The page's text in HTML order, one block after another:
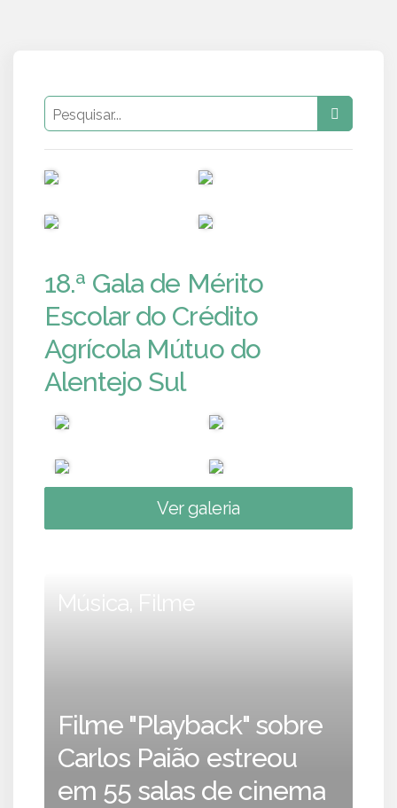
18.ª Gala de Mérito
Escolar do Crédito
Agrícola Mútuo do
Alentejo Sul
Ver galeria
Música, Filme
Filme "Playback" sobre
Carlos Paião estreou
em 55 salas de cinema